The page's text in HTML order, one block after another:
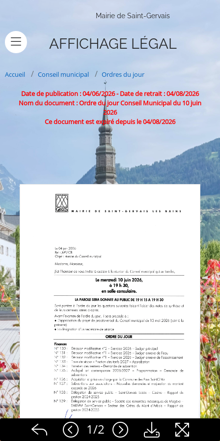
Mairie de Saint-Gervais
AFFICHAGE LÉGAL
Accueil Conseil municipal Ordres du jour
Date de publication : 04/06/2026-Date de retrait : 04/08/2026
Nom du document : Ordre du jour Conseil Municipal du 10 juin
2026
Ce document est expiré depuis le 04/08/2026
1/2